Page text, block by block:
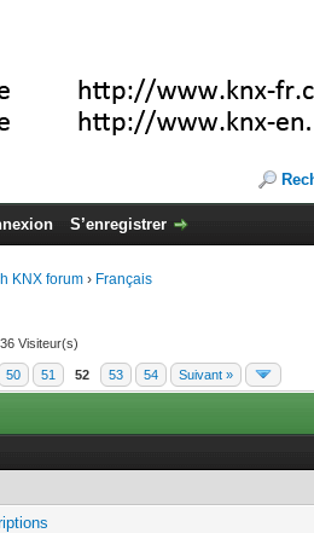
S’enregistrer
KNX forum › Français
Visiteur(s)
50 51 52 53 54 Suivant »